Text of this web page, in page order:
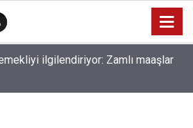
ilgilendiriyor: Zamlı maaşlar